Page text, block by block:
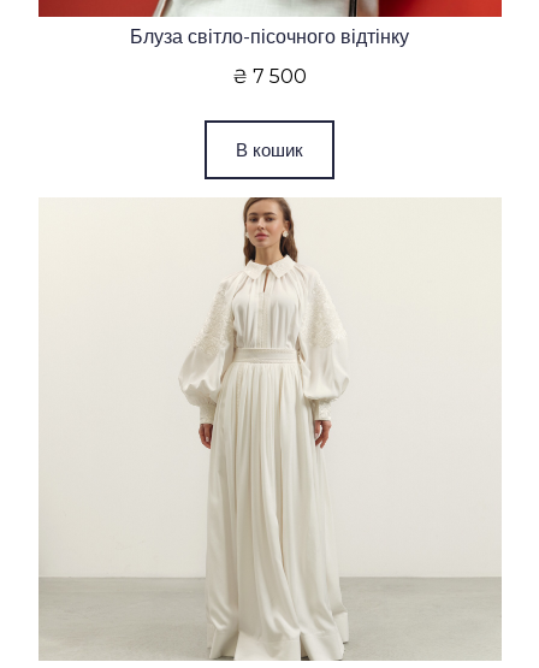
Блуза світло-пісочного відтінку
₴ 7 500
В кошик